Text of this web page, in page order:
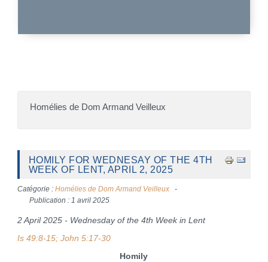
Homélies de Dom Armand Veilleux
HOMILY FOR WEDNESAY OF THE 4TH
WEEK OF LENT, APRIL 2, 2025
Catégorie : Homélies de Dom Armand Veilleux
Publication : 1 avril 2025
2 April 2025 - Wednesday of the 4th Week in Lent
Is 49:8-15; John 5:17-30
Homily